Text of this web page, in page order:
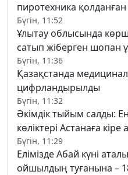
пиротехника
Бүгін, 11:52
Ұлытау облысында
сатып жіберген шопан
Бүгін, 11:36
Қазақстанда
цифрландырылды
Бүгін, 11:32
Әкімдік тыйым салды:
көліктері Астанаға
Бүгін, 11:29
Елімізде Абай күні
ойшылдың туғанына –